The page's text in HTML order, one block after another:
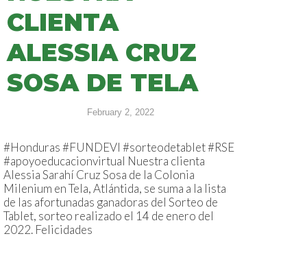
CLIENTA
ALESSIA CRUZ
SOSA DE TELA
February 2, 2022
#Honduras #FUNDEVI #sorteodetablet #RSE
#apoyoeducacionvirtual Nuestra clienta
Alessia Sarahí Cruz Sosa de la Colonia
Milenium en Tela, Atlántida, se suma a la lista
de las afortunadas ganadoras del Sorteo de
Tablet, sorteo realizado el 14 de enero del
2022. Felicidades